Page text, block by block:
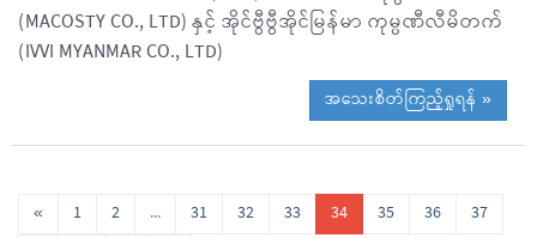
(MACOSTY CO., LTD) နှင့် အိုင်ဗွီဗွီအိုင်မြန်မာ ကုမ္ပဏီလီမိတက်
(IVVI MYANMAR CO., LTD)
အသေးစိတ်ကြည့်ရှုရန် »
« 1 2 ... 31 32 33 34 35 36
37